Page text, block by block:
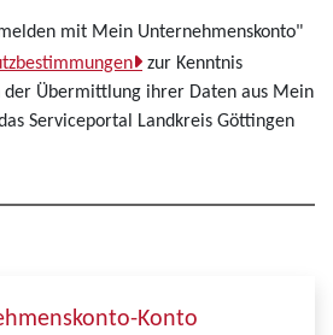
mit Mein Unternehmenskonto"
zur Kenntnis
Übermittlung ihrer Daten aus Mein
Serviceportal Landkreis Göttingen
Konto